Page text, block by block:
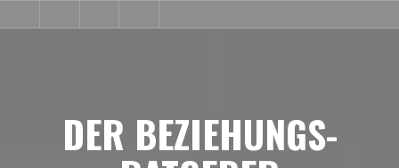
Inhalt
SHOP
DER BEZIEHUNGS-